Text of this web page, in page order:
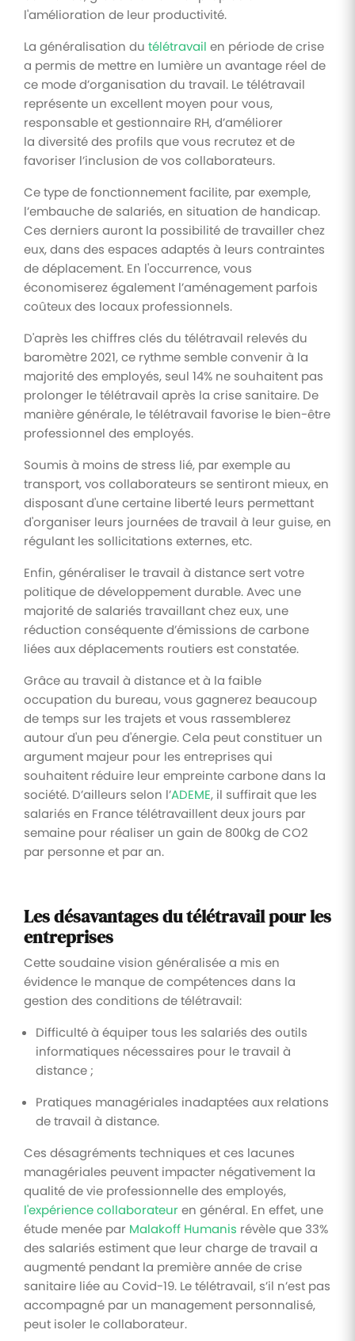
l'amélioration de leur productivité.
La généralisation du télétravail en période de crise
a permis de mettre en lumière un avantage réel de
ce mode d’organisation du travail. Le télétravail
représente un excellent moyen pour vous,
responsable et gestionnaire RH, d’améliorer
la diversité des profils que vous recrutez et de
favoriser l’inclusion de vos collaborateurs.
Ce type de fonctionnement facilite, par exemple,
l’embauche de salariés, en situation de handicap.
Ces derniers auront la possibilité de travailler chez
eux, dans des espaces adaptés à leurs contraintes
de déplacement. En l'occurrence, vous
économiserez également l’aménagement parfois
coûteux des locaux professionnels.
D'après les chiffres clés du télétravail relevés du
baromètre 2021, ce rythme semble convenir à la
majorité des employés, seul 14% ne souhaitent pas
prolonger le télétravail après la crise sanitaire. De
manière générale, le télétravail favorise le bien-être
professionnel des employés.
Soumis à moins de stress lié, par exemple au
transport, vos collaborateurs se sentiront mieux, en
disposant d'une certaine liberté leurs permettant
d'organiser leurs journées de travail à leur guise, en
régulant les sollicitations externes, etc.
Enfin, généraliser le travail à distance sert votre
politique de développement durable. Avec une
majorité de salariés travaillant chez eux, une
réduction conséquente d’émissions de carbone
liées aux déplacements routiers est constatée.
Grâce au travail à distance et à la faible
occupation du bureau, vous gagnerez beaucoup
de temps sur les trajets et vous rassemblerez
autour d'un peu d'énergie. Cela peut constituer un
argument majeur pour les entreprises qui
souhaitent réduire leur empreinte carbone dans la
société. D’ailleurs selon l’ADEME, il suffirait que les
salariés en France télétravaillent deux jours par
semaine pour réaliser un gain de 800kg de CO2
par personne et par an.
Les désavantages du télétravail pour les
entreprises
Cette soudaine vision généralisée a mis en
évidence le manque de compétences dans la
gestion des conditions de télétravail:
Difficulté à équiper tous les salariés des outils
informatiques nécessaires pour le travail à
distance ;
Pratiques managériales inadaptées aux relations
de travail à distance.
Ces désagréments techniques et ces lacunes
managériales peuvent impacter négativement la
qualité de vie professionnelle des employés,
l'expérience collaborateuren général. En effet, une
étude menée par Malakoff Humanis révèle que 33%
des salariés estiment que leur charge de travail a
augmenté pendant la première année de crise
sanitaire liée au Covid-19. Le télétravail, s’il n’est pas
accompagné par un management personnalisé,
peut isoler le collaborateur.